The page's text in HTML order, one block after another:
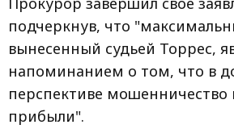
подчеркнув, что
вынесенный судьей Торрес,
напоминанием о том, что в
перспективе мошенничество
прибыли".